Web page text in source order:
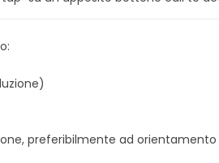
preferibilmente ad orientamento